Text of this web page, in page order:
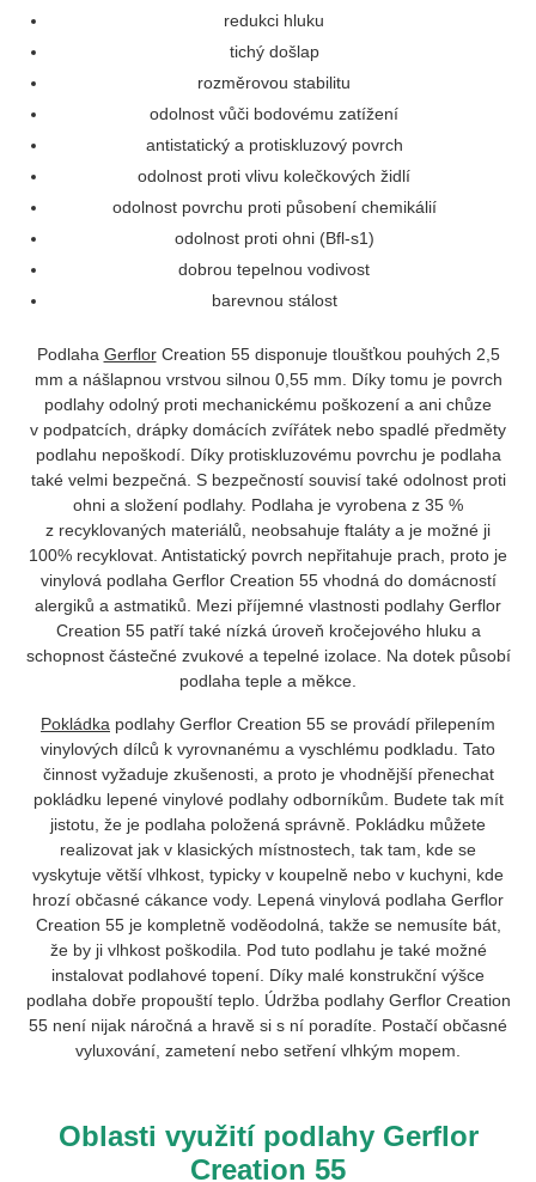
redukci hluku
tichý došlap
rozměrovou stabilitu
odolnost vůči bodovému zatížení
antistatický a protiskluzový povrch
odolnost proti vlivu kolečkových židlí
odolnost povrchu proti působení chemikálií
odolnost proti ohni (Bfl-s1)
dobrou tepelnou vodivost
barevnou stálost
Podlaha GerflorCreation 55 disponuje tloušťkou pouhých 2,5
mm a nášlapnou vrstvou silnou 0,55 mm. Díky tomu je povrch
podlahy odolný proti mechanickému poškození a ani chůze
v podpatcích, drápky domácích zvířátek nebo spadlé předměty
podlahu nepoškodí. Díky protiskluzovému povrchu je podlaha
také velmi bezpečná. S bezpečností souvisí také odolnost proti
ohni a složení podlahy. Podlaha je vyrobena z 35 %
z recyklovaných materiálů, neobsahuje ftaláty a je možné ji
100% recyklovat. Antistatický povrch nepřitahuje prach, proto je
vinylová podlaha Gerflor Creation 55 vhodná do domácností
alergiků a astmatiků. Mezi příjemné vlastnosti podlahy Gerflor
Creation 55 patří také nízká úroveň kročejového hluku a
schopnost částečné zvukové a tepelné izolace. Na dotek působí
podlaha teple a měkce.
Pokládka podlahy Gerflor Creation 55 se provádí přilepením
vinylových dílců k vyrovnanému a vyschlému podkladu. Tato
činnost vyžaduje zkušenosti, a proto je vhodnější přenechat
pokládku lepené vinylové podlahy odborníkům. Budete tak mít
jistotu, že je podlaha položená správně. Pokládku můžete
realizovat jak v klasických místnostech, tak tam, kde se
vyskytuje větší vlhkost, typicky v koupelně nebo v kuchyni, kde
hrozí občasné cákance vody. Lepená vinylová podlaha Gerflor
Creation 55 je kompletně voděodolná, takže se nemusíte bát,
že by ji vlhkost poškodila. Pod tuto podlahu je také možné
instalovat podlahové topení. Díky malé konstrukční výšce
podlaha dobře propouští teplo. Údržba podlahy Gerflor Creation
55 není nijak náročná a hravě si s ní poradíte. Postačí občasné
vyluxování, zametení nebo setření vlhkým mopem.
Oblasti využití podlahy Gerflor
Creation 55